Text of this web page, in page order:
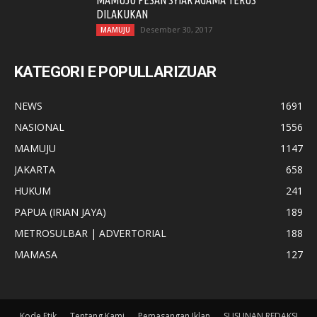
DILAKUKAN
MAMUJU Desember 30, 2017
KATEGORI E POPULLARIZUAR
NEWS
1691
NASIONAL
1556
MAMUJU
1147
JAKARTA
658
HUKUM
241
PAPUA (IRIAN JAYA)
189
METROSULBAR | ADVERTORIAL
188
MAMASA
127